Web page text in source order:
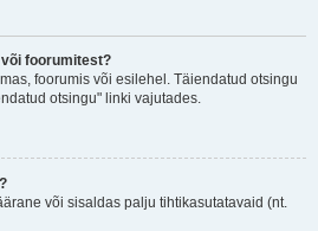
foorumitest?
foorumis või esilehel. Täiendatud otsingu
otsingu" linki vajutades.
või sisaldas palju tihtikasutatavaid (nt.